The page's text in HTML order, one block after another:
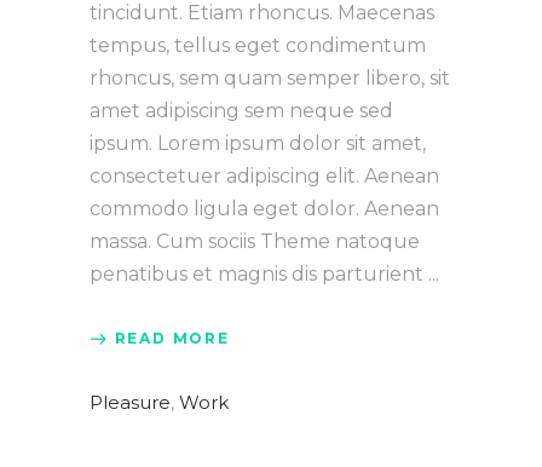
tincidunt. Etiam rhoncus. Maecenas
tempus, tellus eget condimentum
rhoncus, sem quam semper libero, sit
amet adipiscing sem neque sed
ipsum. Lorem ipsum dolor sit amet,
consectetuer adipiscing elit. Aenean
commodo ligula eget dolor. Aenean
massa. Cum sociis Theme natoque
penatibus et magnis dis parturient
READ MORE
Pleasure, Work